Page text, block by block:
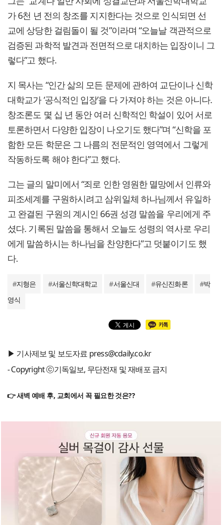
가 6천 년 전의 창조를 지지한다는 것으로 인식되면 선
교에 상당한 걸림돌이 될 것”이라며 “오늘날 객관적으로
검증된 과학적 발견과 전면적으로 대치하는 입장이니 그
렇다”고 했다.
지 목사는 “인간 삶의 모든 문제에 관하여 교단이나 신학
대학교가 ‘공식적인 입장’을 다 가져야 하는 것은 아니다.
창조론도 몇 십 년 동안 여러 신학적인 학설이 있어 서로
토론하면서 다양한 입장이 나오기도 했다”며 “신학을 포
함한 모든 학문은 그 나름의 전문적인 영역에서 그렇게
작동하도록 해야 한다”고 했다.
그는 글의 말미에서 “죄로 인한 영원한 멸망에서 인류와
피조세계를 구원하시려고 삼위일체 하나님께서 유일하
고 완결된 구원의 계시인 66권 성경 말씀을 우리에게 주
셨다. 기록된 말씀을 통해서 오늘도 성령의 역사로 우리
에게 말씀하시는 하나님을 찬양한다”고 덧붙이기도 했
다.
#지형은 #서울신학대학교 #서울신대 #유신진화론 #박
영식
▶ 기사제보 및 보도자료 press@cdaily.co.kr
- Copyright ⓒ기독일보, 무단전재 및 재배포 금지
👉 새벽 예배 후, 교회에서 꼭 필요한 것은??